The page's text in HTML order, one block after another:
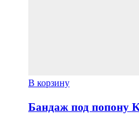
В корзину
Бандаж под попону